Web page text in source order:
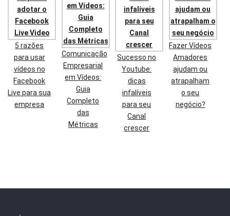
5 razões
para usar
vídeos no
Facebook
Live para sua
empresa
Comunicação
Empresarial
em Vídeos:
Guia
Completo
das
Métricas
Sucesso no
Youtube:
dicas
infalíveis
para seu
Canal
crescer
Fazer Vídeos
Amadores
ajudam ou
atrapalham
o seu
negócio?